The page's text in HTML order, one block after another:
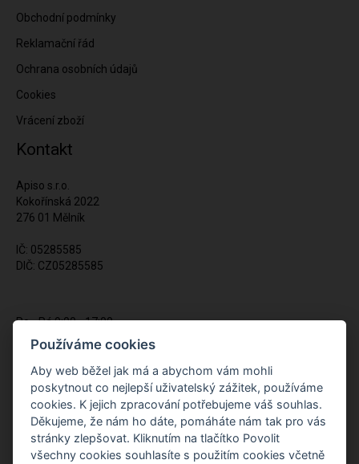
Obchodní podmínky
Reklamační řád
Ochrana osobních údajů
Cookies
Vrácení zboží
Kontakt
Apiso s.r.o.
Kokořínská 2022
276 01 Mělník
IČ: 05285585
DIČ: CZ05285585
Po - Pá 9:00 - 17:00
(12:00 - 12:30 pauza)
Napište nám kdykoliv!
info@apiso.cz
Používáme cookies
Aby web běžel jak má a abychom vám mohli
poskytnout co nejlepší uživatelský zážitek, používáme
cookies. K jejich zpracování potřebujeme váš souhlas.
Děkujeme, že nám ho dáte, pomáháte nám tak pro vás
stránky zlepšovat. Kliknutím na tlačítko Povolit
všechny cookies souhlasíte s použitím cookies včetně